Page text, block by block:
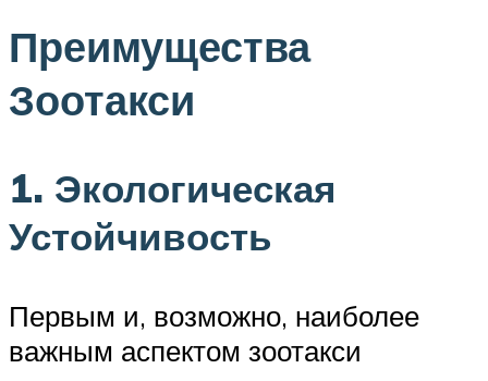
Преимущества
Зоотакси
1. Экологическая
Устойчивость
Первым и, возможно, наиболее
важным аспектом зоотакси